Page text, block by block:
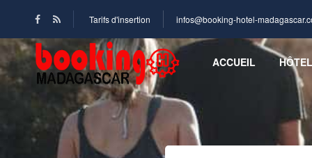
Tarifs d'insertion infos@booking-hotel-
ACCUEIL